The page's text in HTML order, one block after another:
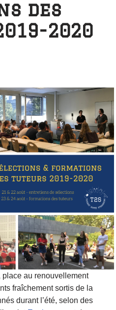
des
2020
au renouvellement
fraîchement sortis de la
durant l’été, selon des